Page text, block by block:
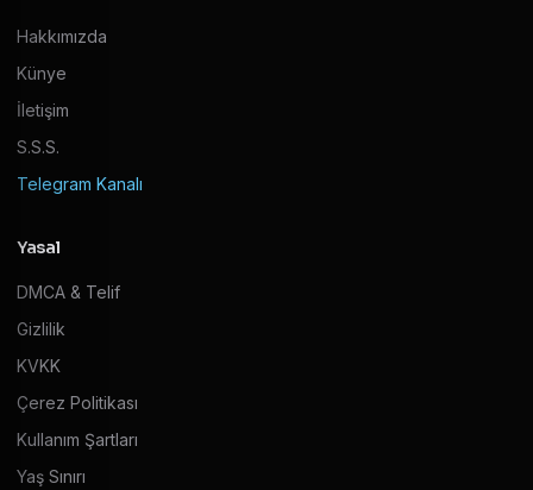
Hakkımızda
Künye
İletişim
S.S.S.
Telegram Kanalı
Yasal
DMCA & Telif
Gizlilik
KVKK
Çerez Politikası
Kullanım Şartları
Yaş Sınırı